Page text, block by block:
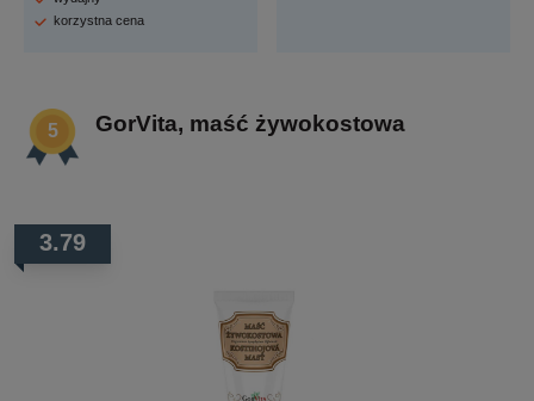
korzystna cena
GorVita, maść żywokostowa
3.79